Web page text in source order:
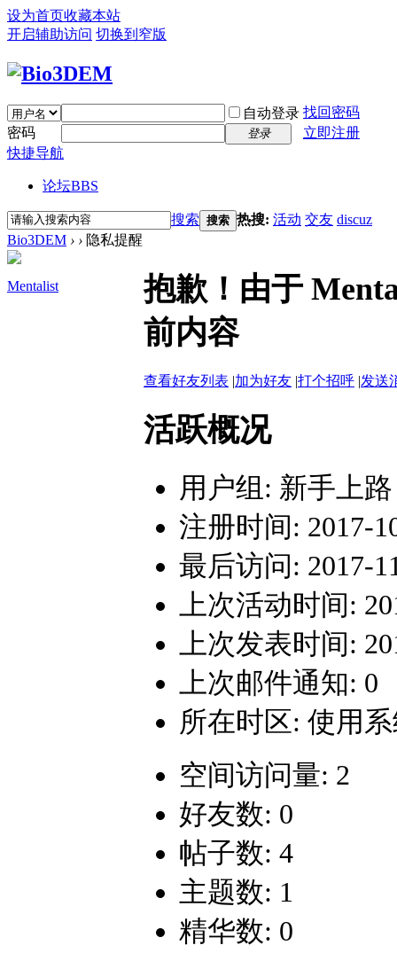
设为首页收藏本站
开启辅助访问 切换到窄版
自动登录 找回密码
密码
登录
立即注册
快捷导航
论坛BBS
搜索 搜索 热搜: 活动 交友 discuz
Bio3DEM › › 隐私提醒
Mentalist
抱歉！由于
前内容
查看好友列表 |加为好友 |打个招呼 |发送
活跃概况
用户组: 新手上路
注册时间: 2017-
最后访问: 2017-
上次活动时间:
上次发表时间:
上次邮件通知: 0
所在时区: 使用
空间访问量: 2
好友数: 0
帖子数: 4
主题数: 1
精华数: 0